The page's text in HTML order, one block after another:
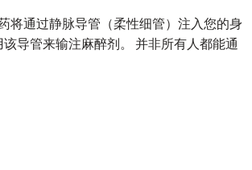
将通过静脉导管（柔性细管）注入您的身
导管来输注麻醉剂。 并非所有人都能通